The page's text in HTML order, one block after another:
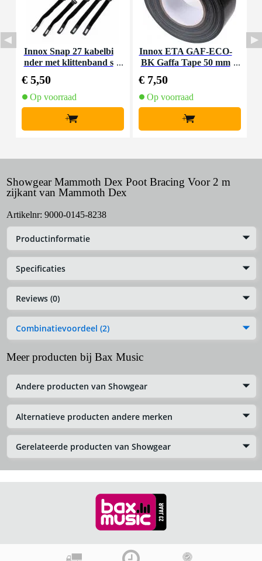
Innox Snap 27 kabelbi
nder met klittenband s
€ 5,50
Op voorraad
+
Innox ETA GAF-ECO-
BK Gaffa Tape 50 mm
€ 7,50
Op voorraad
+
Showgear Mammoth Dex Poot Bracing Voor 2 m
zijkant van Mammoth Dex
Artikelnr: 9000-0145-8238
Productinformatie
Specificaties
Reviews (0)
Combinatievoordeel (2)
Meer producten bij Bax Music
Andere producten van Showgear
Alternatieve producten andere merken
Gerelateerde producten van Showgear